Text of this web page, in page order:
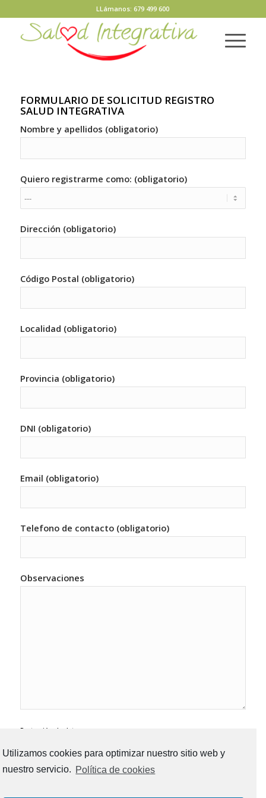
LLámanos: 679 499 600
FORMULARIO DE SOLICITUD REGISTRO
SALUD INTEGRATIVA
Nombre y apellidos (obligatorio)
Quiero registrarme como: (obligatorio)
Dirección (obligatorio)
Código Postal (obligatorio)
Localidad (obligatorio)
Provincia (obligatorio)
DNI (obligatorio)
Email (obligatorio)
Telefono de contacto (obligatorio)
Observaciones
Protección de datos
recogida de datos es la de poder atender sus cuestiones, sin ceder sus datos a
Utilizamos cookies para optimizar nuestro sitio web y
nuestro servicio. Política de cookies